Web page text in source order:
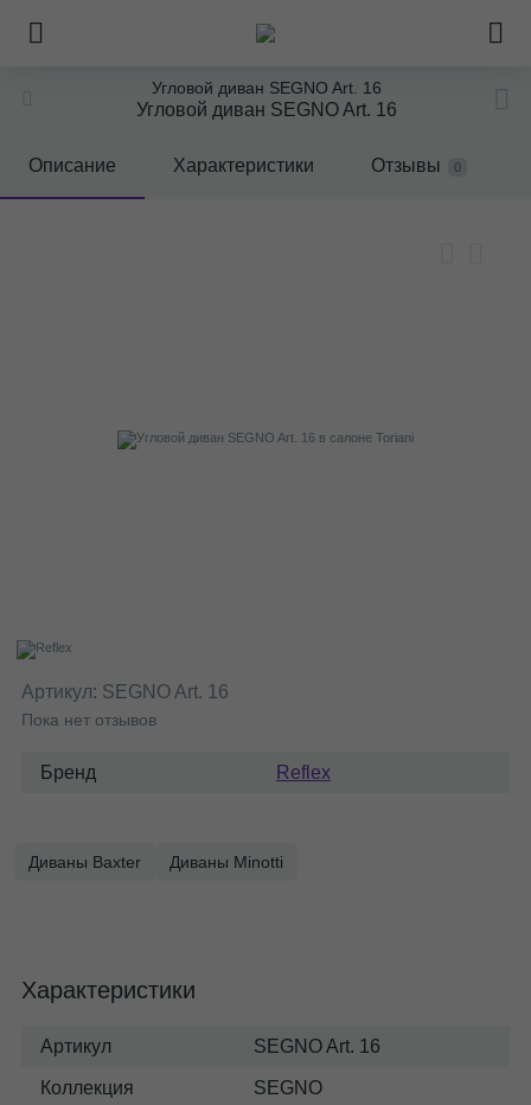
Угловой диван SEGNO Art. 16
Угловой диван SEGNO Art. 16
Описание Характеристики Отзывы 0
Артикул: SEGNO Art. 16
Пока нет отзывов
Бренд Reflex
Диваны Baxter Диваны Minotti
Характеристики
Артикул SEGNO Art. 16
Коллекция SEGNO